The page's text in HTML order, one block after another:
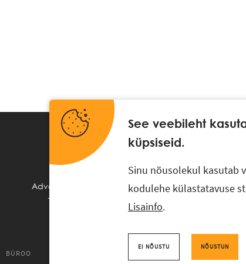
Advokaadibüroo RASK, Ahtri 6, 10151 Tallinn, Eesti
+372 618 0820
BÜROO
See veebileht
küpsiseid.
Sinu nõusolekul kasutab
kodulehe külastatavuse
Lisainfo.
EI NÕUSTU NÕUSTUN